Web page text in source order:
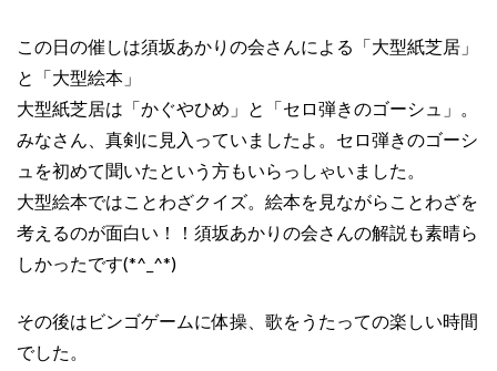
この日の催しは須坂あかりの会さんによる「大型紙芝居」
と「大型絵本」
大型紙芝居は「かぐやひめ」と「セロ弾きのゴーシュ」。
みなさん、真剣に見入っていましたよ。セロ弾きのゴーシ
ュを初めて聞いたという方もいらっしゃいました。
大型絵本ではことわざクイズ。絵本を見ながらことわざを
考えるのが面白い！！須坂あかりの会さんの解説も素晴ら
しかったです(*^_^*)
その後はビンゴゲームに体操、歌をうたっての楽しい時間
でした。